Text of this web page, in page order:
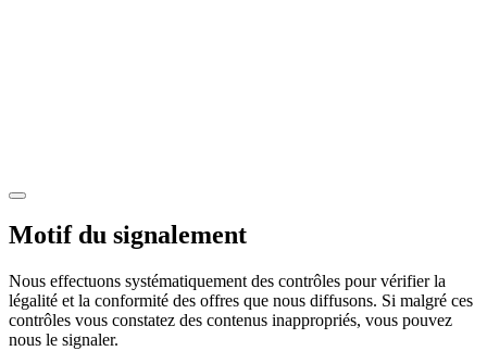
Motif du signalement
Nous effectuons systématiquement des contrôles pour vérifier la
légalité et la conformité des offres que nous diffusons. Si malgré ces
contrôles vous constatez des contenus inappropriés, vous pouvez
nous le signaler.